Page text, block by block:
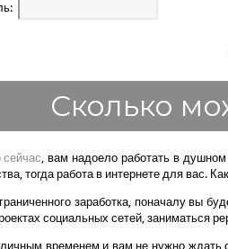
Сколько
сейчас , вам надоело работать в
тогда работа в интернете для
заработка, поначалу вы
социальных сетей, заниматься
временем и вам не нужно ждать